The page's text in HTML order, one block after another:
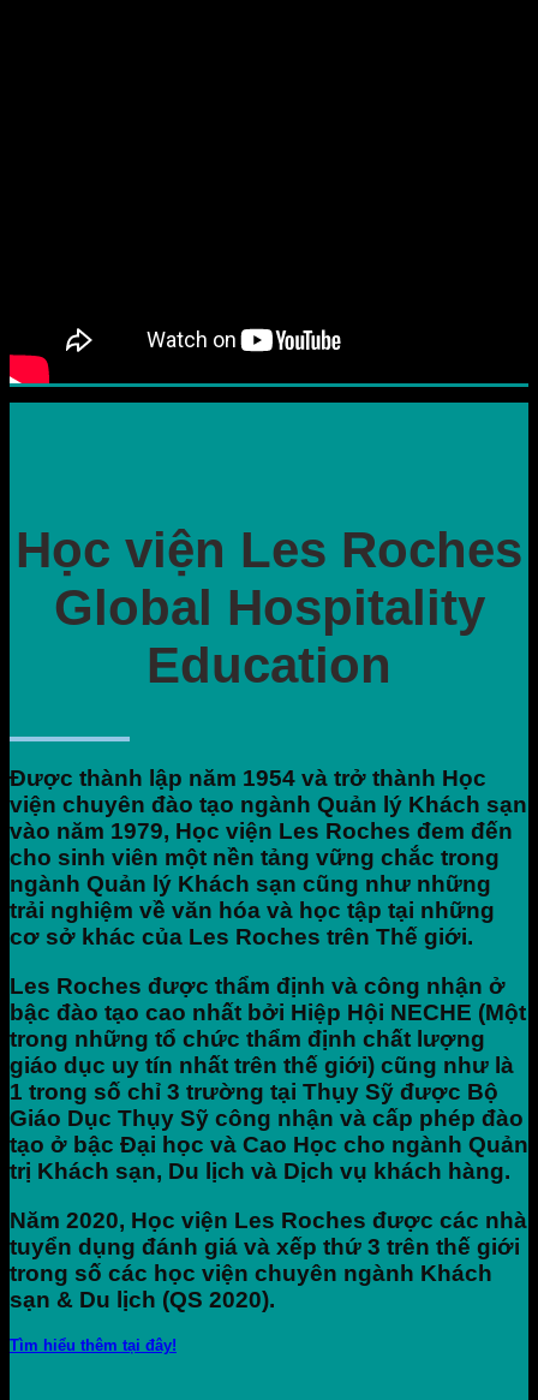
Học viện Les Roches
Global Hospitality
Education
Được thành lập năm 1954 và trở thành Học
viện chuyên đào tạo ngành Quản lý Khách sạn
vào năm 1979, Học viện Les Roches đem đến
cho sinh viên một nền tảng vững chắc trong
ngành Quản lý Khách sạn cũng như những
trải nghiệm về văn hóa và học tập tại những
cơ sở khác của Les Roches trên Thế giới.
Les Roches được thẩm định và công nhận ở
bậc đào tạo cao nhất bởi Hiệp Hội NECHE (Một
trong những tổ chức thẩm định chất lượng
giáo dục uy tín nhất trên thế giới) cũng như là
1 trong số chỉ 3 trường tại Thụy Sỹ được Bộ
Giáo Dục Thụy Sỹ công nhận và cấp phép đào
tạo ở bậc Đại học và Cao Học cho ngành Quản
trị Khách sạn, Du lịch và Dịch vụ khách hàng.
Năm 2020, Học viện Les Roches được các nhà
tuyển dụng đánh giá và xếp thứ 3 trên thế giới
trong số các học viện chuyên ngành Khách
sạn & Du lịch (QS 2020).
Tìm hiểu thêm tại đây!